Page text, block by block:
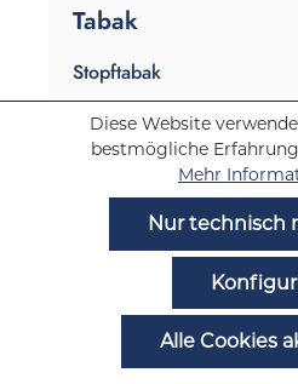
Tabak
Stopftabak
Drehtabak
Shisha Tabak
Shisha Tabak 200g
Shisha Tabak 25g
Shisha Tabak Marken
Schnupftabak
Diese Website
bestmögliche
Mehr
Nur technisch
Alle Cookies